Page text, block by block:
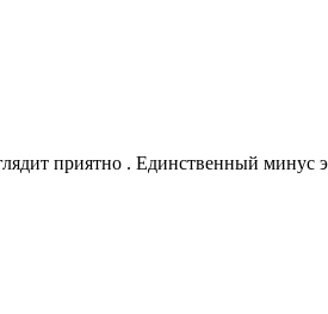
приятно . Единственный минус